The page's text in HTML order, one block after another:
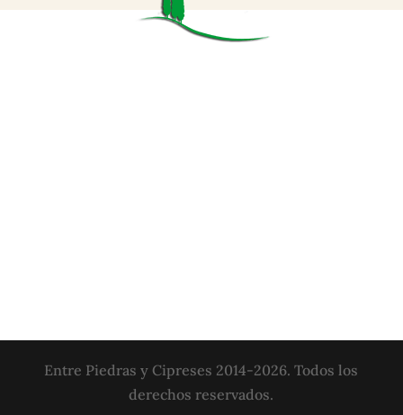
Entre Piedras y Cipreses 2014-2026. Todos los
derechos reservados.